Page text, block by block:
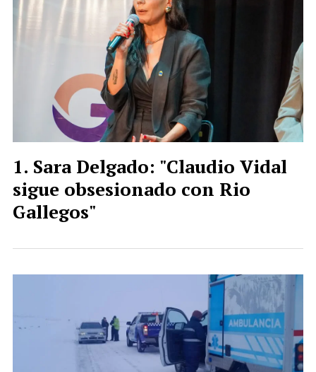
Sara Delgado: "Claudio Vidal
sigue obsesionado con Rio
Gallegos"